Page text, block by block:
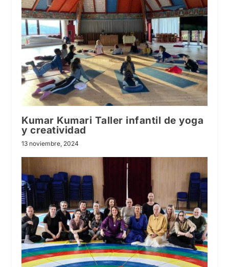
Kumar Kumari Taller infantil de yoga
y creatividad
13 noviembre, 2024